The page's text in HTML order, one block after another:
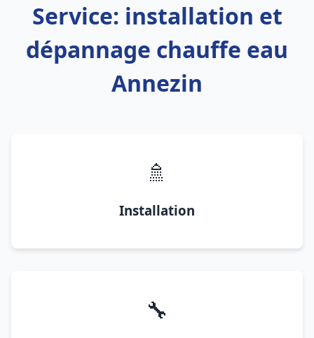
Service: installation et
dépannage chauffe eau
Annezin
🚿
Installation
🔧